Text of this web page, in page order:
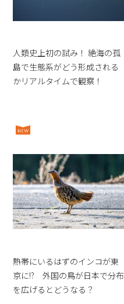
人類史上初の試み！ 絶海の孤
島で生態系がどう形成される
かリアルタイムで観察！
熱帯にいるはずのインコが東
京に!? 外国の鳥が日本で分布
を広げるとどうなる？